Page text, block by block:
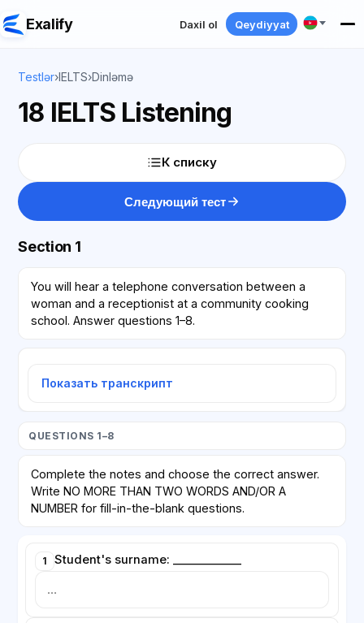
Exalify Daxil ol Qeydiyyat
Testlər›IELTS›Dinləmə
18 IELTS Listening
К списку
Следующий тест
Section 1
You will hear a telephone conversation between a
woman and a receptionist at a community cooking
school. Answer questions 1–8.
Показать транскрипт
QUESTIONS 1–8
Complete the notes and choose the correct answer.
Write NO MORE THAN TWO WORDS AND/OR A
NUMBER for fill-in-the-blank questions.
1 Student's surname: ____________